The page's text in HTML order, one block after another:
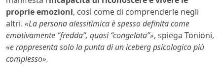
proprie emozioni, così come di comprenderle negli
altri. «La persona alessitimica è spesso definita come
emotivamente “fredda”, quasi “congelata”», spiega Tonioni,
«e rappresenta solo la punta di un iceberg psicologico più
complesso».